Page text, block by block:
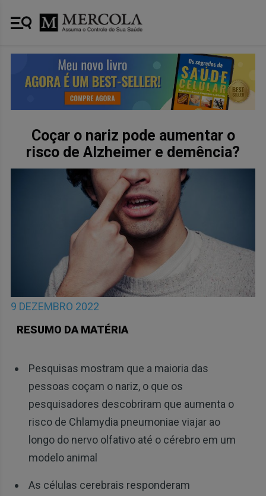
Coçar o nariz pode aumentar o
risco de Alzheimer e demência?
9 DEZEMBRO 2022
RESUMO DA MATÉRIA
Pesquisas mostram que a maioria das
pessoas coçam o nariz, o que os
pesquisadores descobriram que aumenta o
risco de Chlamydia pneumoniae viajar ao
longo do nervo olfativo até o cérebro em um
modelo animal
As células cerebrais responderam